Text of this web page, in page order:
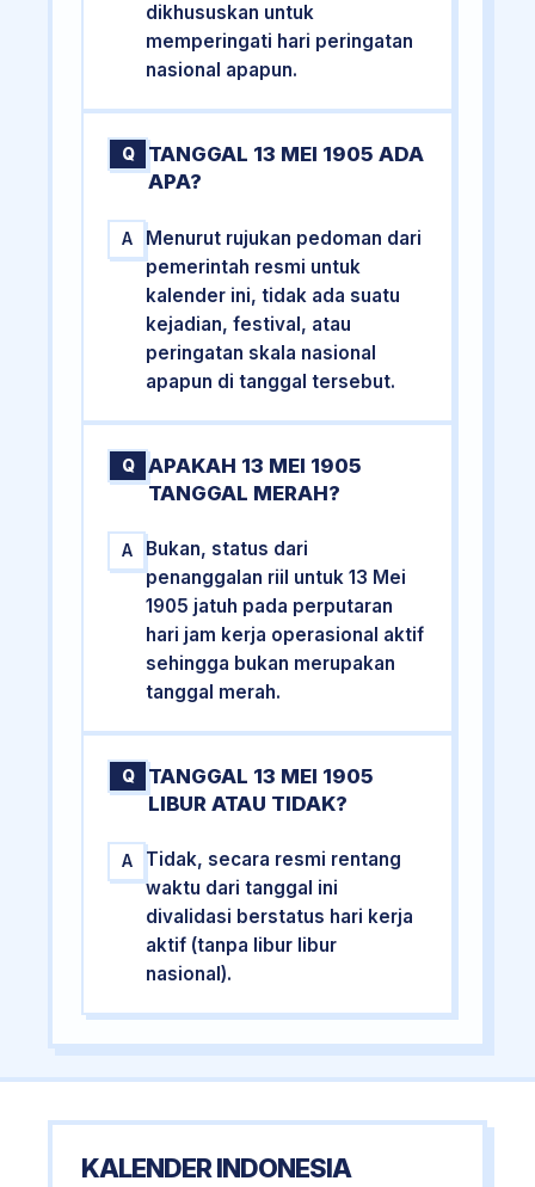
dikhususkan untuk
memperingati hari peringatan
nasional apapun.
Q
TANGGAL 13 MEI 1905 ADA
APA?
A
Menurut rujukan pedoman dari
pemerintah resmi untuk
kalender ini, tidak ada suatu
kejadian, festival, atau
peringatan skala nasional
apapun di tanggal tersebut.
Q
APAKAH 13 MEI 1905
TANGGAL MERAH?
A
Bukan, status dari
penanggalan riil untuk 13 Mei
1905 jatuh pada perputaran
hari jam kerja operasional aktif
sehingga bukan merupakan
tanggal merah.
Q
TANGGAL 13 MEI 1905
LIBUR ATAU TIDAK?
A
Tidak, secara resmi rentang
waktu dari tanggal ini
divalidasi berstatus hari kerja
aktif (tanpa libur libur
nasional).
KALENDER INDONESIA